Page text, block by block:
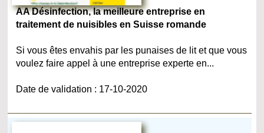
AA Désinfection, la meilleure entreprise en
traitement de nuisibles en Suisse romande
Si vous êtes envahis par les punaises de lit et que vous
voulez faire appel à une entreprise experte en...
Date de validation : 17-10-2020